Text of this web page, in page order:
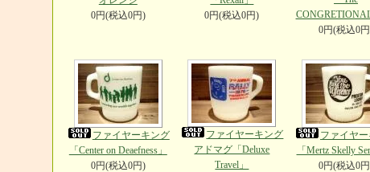
0円(税込0円)
0円(税込0円)
0円(税込0
ファイヤーキング
「Center on Deaefness」
0円(税込0円)
ファイヤーキング
アドマグ「Deluxe
Travel」
ファイヤ
「Mertz Skelly
0円(税込0